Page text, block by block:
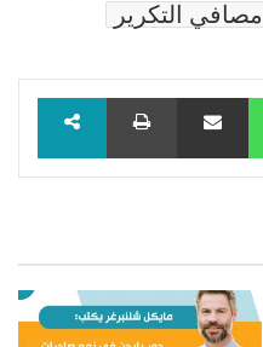
مصافي التكرير
WhatsAppمشاركة عبر البريد طباعة